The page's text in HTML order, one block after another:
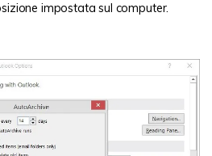
impostata sul computer.